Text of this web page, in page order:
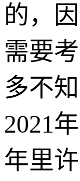
的，
需要
多不
2021
年里